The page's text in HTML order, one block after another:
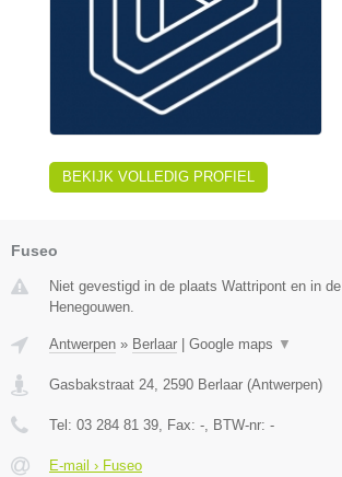
BEKIJK VOLLEDIG PROFIEL
Fuseo
Niet gevestigd in de plaats Wattripont en in
Henegouwen.
Antwerpen » Berlaar Google maps ▼
Gasbakstraat 24, 2590 Berlaar (Antwerpen)
Tel: 03 284 81 39, Fax: -, BTW-nr: -
E-mail › Fuseo